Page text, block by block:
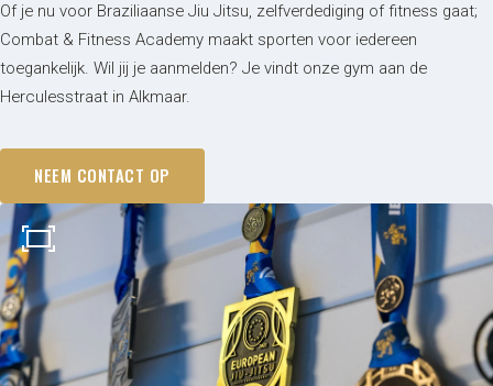
Over ons
Lesrooster
Gratis proeflessen
BJJ voor volwassenen (vanaf
16 jaar)
Fitness
Lesrooster
Gymleco
Rogue Fitness
Nautilus
Voor personal
trainers
Of je nu voor Braziliaanse Jiu Jitsu, zelfverdediging of fitness gaat;
Combat & Fitness Academy maakt sporten voor iedereen
toegankelijk. Wil jij je aanmelden? Je vindt onze gym aan de
Herculesstraat in Alkmaar.
NEEM CONTACT OP